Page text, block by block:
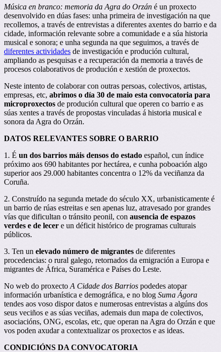
Música en branco: memoria da Agra do Orzán é un proxecto
desenvolvido en dúas fases: unha primeira de investigación na que
recollemos, a través de entrevistas a diferentes axentes do barrio e da
cidade, información relevante sobre a comunidade e a súa historia
musical e sonora; e unha segunda na que seguimos, a través de
diferentes actividades de investigación e produción cultural,
ampliando as pesquisas e a recuperación da memoria a través de
procesos colaborativos de produción e xestión de proxectos.
Neste intento de colaborar con outras persoas, colectivos, artistas,
empresas, etc, abrimos o día 30 de maio esta convocatoria para
microproxectos de produción cultural que operen co barrio e as
súas xentes a través de propostas vinculadas á historia musical e
sonora da Agra do Orzán.
DATOS RELEVANTES SOBRE O BARRIO
1. É un dos barrios máis densos do estado español, cun índice
próximo aos 690 habitantes por hectárea, e cunha poboación algo
superior aos 29.000 habitantes concentra o 12% da veciñanza da
Coruña.
2. Construído na segunda metade do século XX, urbanisticamente é
un barrio de rúas estreitas e sen apenas luz, atravesado por grandes
vías que dificultan o tránsito peonil, con ausencia de espazos
verdes e de lecer e un déficit histórico de programas culturais
públicos.
3. Ten un elevado número de migrantes de diferentes
procedencias: o rural galego, retornados da emigración a Europa e
migrantes de África, Suramérica e Países do Leste.
No web do proxecto A Cidade dos Barrios podedes atopar
información urbanística e demográfica, e no blog Suma Ágora
tendes aos voso dispor datos e numerosas entrevistas a algúns dos
seus veciños e as súas veciñas, ademais dun mapa de colectivos,
asociacións, ONG, escolas, etc, que operan na Agra do Orzán e que
vos poden axudar a contextualizar os proxectos e as ideas.
CONDICIÓNS DA CONVOCATORIA